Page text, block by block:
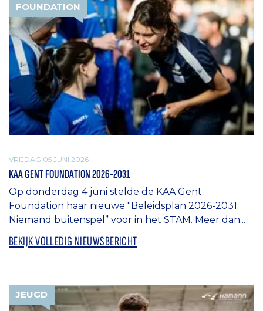
FOUNDATION
VRIJDAG 05 JUNI 2026
KAA GENT FOUNDATION 2026-2031
Op donderdag 4 juni stelde de KAA Gent
Foundation haar nieuwe "Beleidsplan 2026-2031:
Niemand buitenspel” voor in het STAM. Meer dan...
BEKIJK VOLLEDIG NIEUWSBERICHT
JEUGD